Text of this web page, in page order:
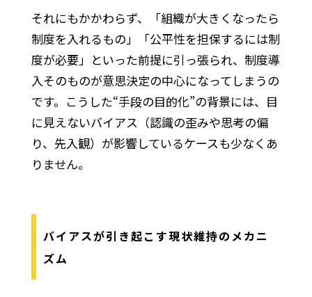
それにもかかわらず、「組織が大きくなったら
制度を入れるもの」「公平性を担保するには制
度が必要」といった前提に引っ張られ、制度導
入そのものが意思決定の中心になってしまうの
です。こうした“手段の目的化”の背景には、目
に見えないバイアス（認識の歪みや思考の偏
り、先入観）が影響しているケースも少なくあ
りません。
バイアスが引き起こす現状維持のメカニ
ズム